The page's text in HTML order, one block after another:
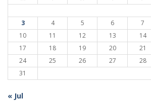
3
4 5 6 7
10
11 12 13 14
17
18 19 20 21
24
25 26 27 28
31
« Jul